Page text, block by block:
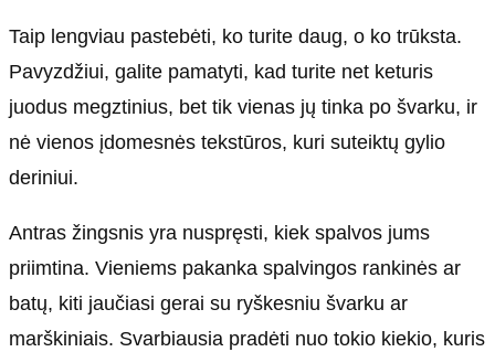
Taip lengviau pastebėti, ko turite daug, o ko trūksta.
Pavyzdžiui, galite pamatyti, kad turite net keturis
juodus megztinius, bet tik vienas jų tinka po švarku, ir
nė vienos įdomesnės tekstūros, kuri suteiktų gylio
deriniui.
Antras žingsnis yra nuspręsti, kiek spalvos jums
priimtina. Vieniems pakanka spalvingos rankinės ar
batų, kiti jaučiasi gerai su ryškesniu švarku ar
marškiniais. Svarbiausia pradėti nuo tokio kiekio, kuris